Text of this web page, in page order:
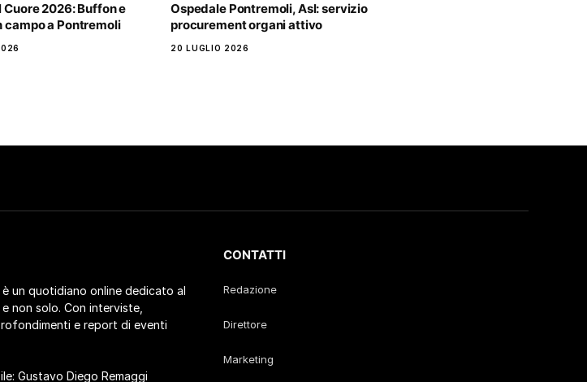
2026: Buffon e
campo a Pontremoli
Ospedale Pontremoli, Asl: servizio
procurement organi attivo
20 LUGLIO 2026
è un quotidiano online dedicato al
non solo. Con interviste,
e report di eventi
Gustavo Diego Remaggi
CONTATTI
Redazione
Direttore
Marketing